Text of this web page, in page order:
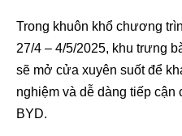
Trong khuôn khổ chương
27/4 – 4/5/2025, khu trưng
sẽ mở cửa xuyên suốt để
nghiệm và dễ dàng tiếp cận
BYD.